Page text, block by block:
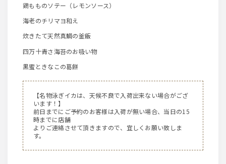
鶏もものソテー（レモンソース）
海老のチリマヨ和え
炊きたて天然真鯛の釜飯
四万十青さ海苔のお吸い物
黒蜜ときなこの葛餅
【名物泳ぎイカは、天候不良で入荷出来ない場合がござ
います！】
前日までにご予約のお客様は入荷が無い場合、当日の15
時までに店舗
よりご連絡させて頂きますので、宜しくお願い致しま
す。